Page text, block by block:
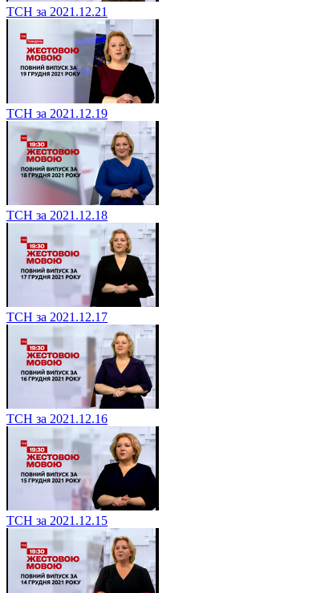
ТСН за 2021.12.21
ТСН за 2021.12.19
ТСН за 2021.12.18
ТСН за 2021.12.17
ТСН за 2021.12.16
ТСН за 2021.12.15